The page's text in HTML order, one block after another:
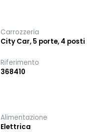
Carrozzeria
City Car, 5 porte, 4 posti
Riferimento
368410
Alimentazione
Elettrica